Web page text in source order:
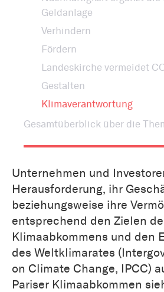
Geldanlage
Verhindern
Fördern
Landeskirche vermeidet
Gestalten
Klimaverantwortung
Gesamtüberblick über die
Unternehmen und
Herausforderung, ihr
beziehungsweise ihre
entsprechend den Zielen
Klimaabkommens und den
des Weltklimarates
on Climate Change, IPCC)
Pariser Klimaabkommen